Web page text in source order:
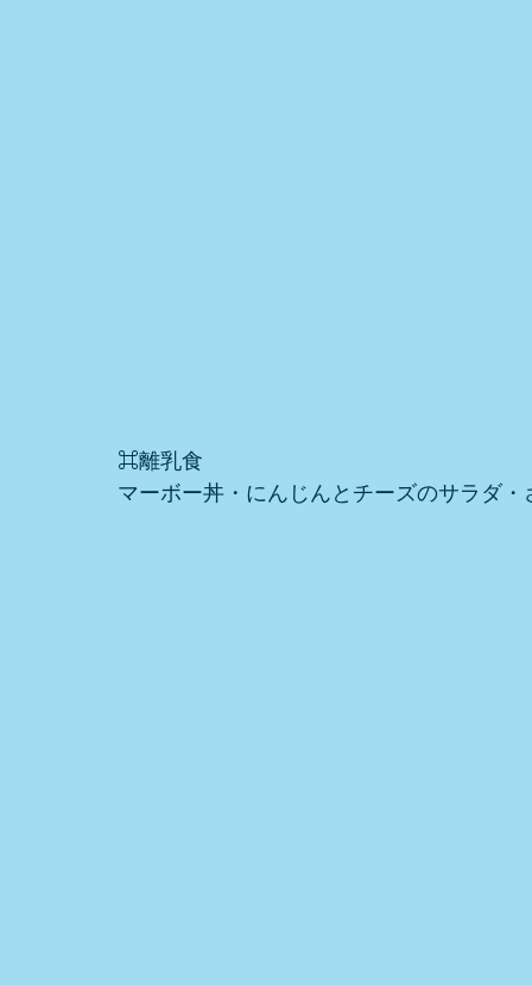
⌘離乳食
マーボー丼・にんじんとチーズのサラダ・